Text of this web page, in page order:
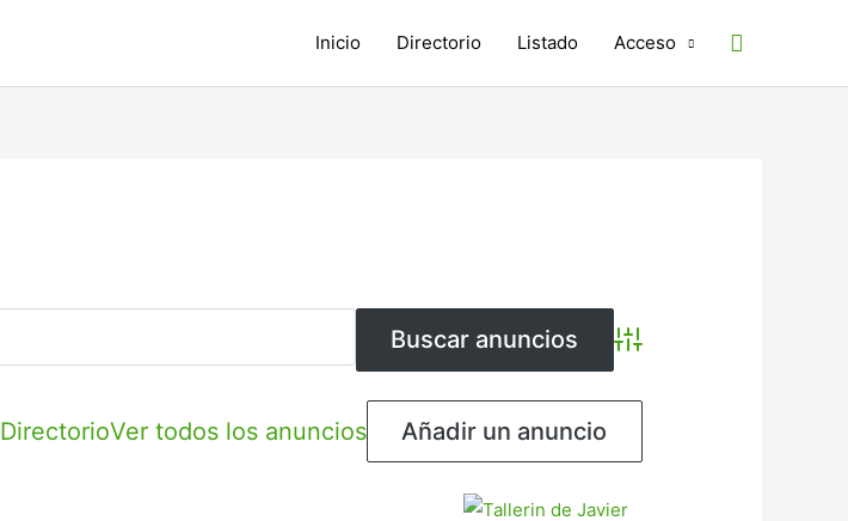
Inicio Directorio Listado Acceso Buscar
Búsqueda avanzada
DirectorioVer todos los anuncios Añadir un anuncio